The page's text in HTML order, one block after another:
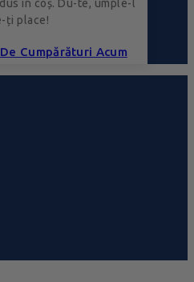
în coș. Du-te, umple-l
ți place!
Cumpărături Acum